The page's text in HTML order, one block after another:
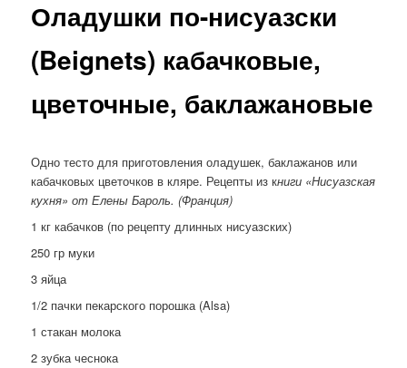
Оладушки по-нисуазски
(Beignets) кабачковые,
цветочные, баклажановые
Одно тесто для приготовления оладушек, баклажанов или
кабачковых цветочков в кляре. Рецепты из книги «Нисуазская
кухня» от Елены Бароль. (Франция)
1 кг кабачков (по рецепту длинных нисуазских)
250 гр муки
3 яйца
1/2 пачки пекарского порошка (Alsa)
1 стакан молока
2 зубка чеснока